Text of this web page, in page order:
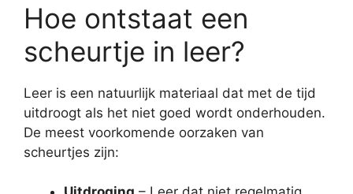
Hoe ontstaat een
scheurtje in leer?
Leer is een natuurlijk materiaal dat met de tijd
uitdroogt als het niet goed wordt onderhouden.
De meest voorkomende oorzaken van
scheurtjes zijn: